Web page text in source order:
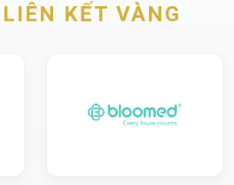
KẾT VÀNG